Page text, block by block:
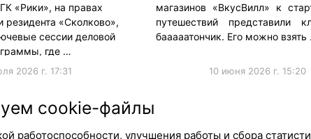
«Рики», на правах
резидента «Сколково»,
сессии деловой
где …
2026 г. 17:31
магазинов «ВкусВилл» к
путешествий представили
бааааатончик. Его можно взять
10 июня 2026 г. 15:20
cookie-файлы
работоспособности, улучшения работы и сбора